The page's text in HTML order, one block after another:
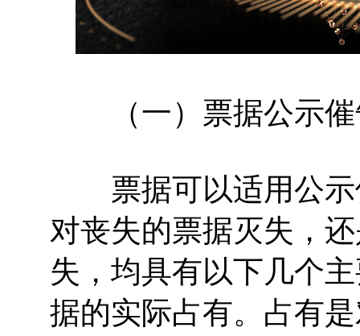
（一）票据公示催
票据可以适用公示
对丧失的票据灭失，
失，均具有以下几个
据的实际占有。占有